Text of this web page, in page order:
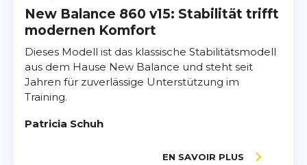
New Balance 860 v15: Stabilität trifft
modernen Komfort
Dieses Modell ist das klassische Stabilitätsmodell
aus dem Hause New Balance und steht seit
Jahren für zuverlässige Unterstützung im
Training.
Patricia Schuh
EN SAVOIR PLUS